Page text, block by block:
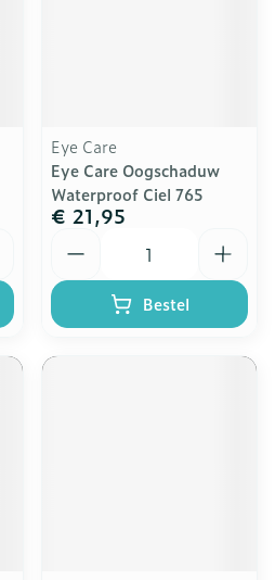
Eye Care
Eye Care Oogschaduw
Waterproof Ciel 765
€ 21,95
Bestel